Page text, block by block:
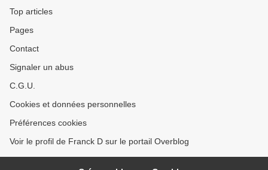
Top articles
Pages
Contact
Signaler un abus
C.G.U.
Cookies et données personnelles
Préférences cookies
Voir le profil de Franck D sur le portail Overblog